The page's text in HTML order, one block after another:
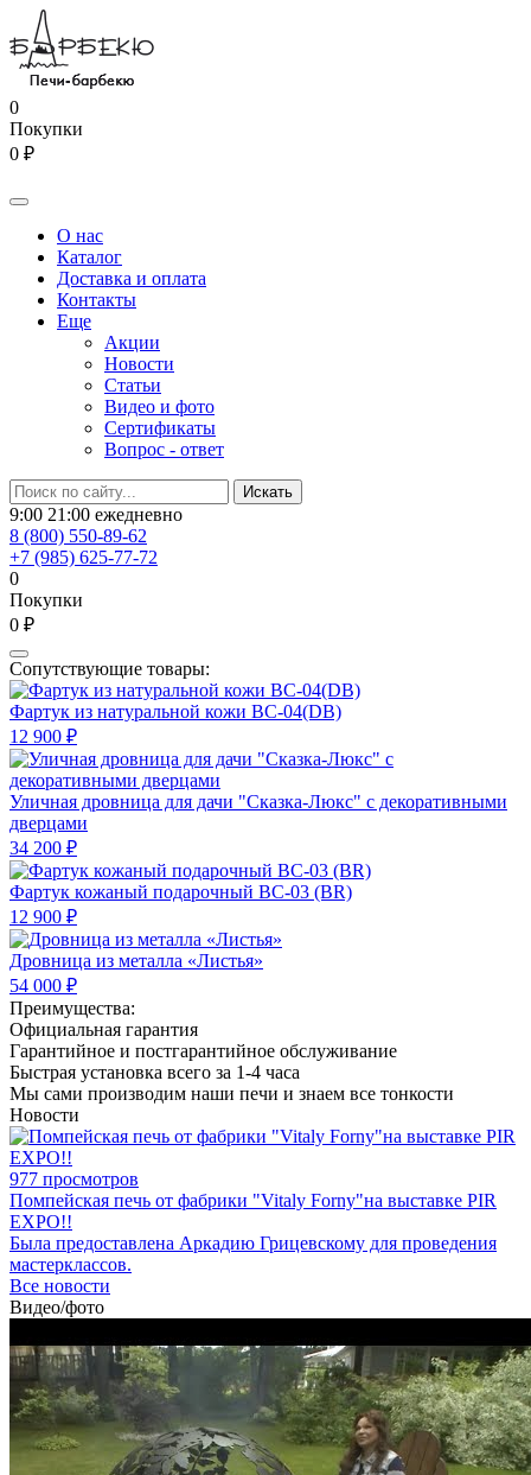
0
Покупки
0 ₽
О нас
Каталог
Доставка и оплата
Контакты
Еще
Акции
Новости
Статьи
Видео и фото
Сертификаты
Вопрос - ответ
9:00 21:00 ежедневно
8 (800) 550-89-62
+7 (985) 625-77-72
0
Покупки
0 ₽
Сопутствующие товары:
Фартук из натуральной кожи ВС-04(DB)
12 900 ₽
Уличная дровница для дачи "Сказка-Люкс" с декоративными
дверцами
34 200 ₽
Фартук кожаный подарочный BC-03 (BR)
12 900 ₽
Дровница из металла «Листья»
54 000 ₽
Преимущества:
Официальная гарантия
Гарантийное и постгарантийное обслуживание
Быстрая установка всего за 1-4 часа
Мы сами производим наши печи и знаем все тонкости
Новости
977 просмотров
Помпейская печь от фабрики "Vitaly Forny"на выставке PIR
EXPO!!
Была предоставлена Аркадию Грицевскому для проведения
мастерклассов.
Все новости
Видео/фото